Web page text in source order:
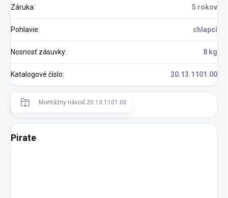
Záruka: 5 rokov
Pohlavie: chlapci
Nosnosť zásuvky: 8 kg
Katalogové číslo: 20.13.1101.00
Montážny návod 20.13.1101.00
Pirate